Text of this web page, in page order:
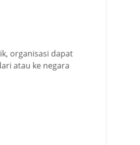
organisasi dapat
atau ke negara